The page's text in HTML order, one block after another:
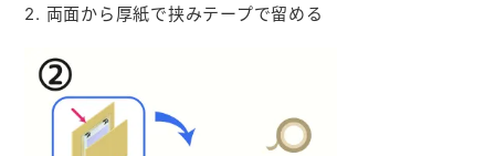
2. 両面から厚紙で挟みテープで留める